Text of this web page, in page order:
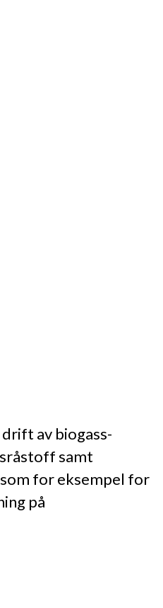
av biogass-
samt
for eksempel for
på